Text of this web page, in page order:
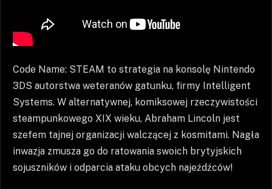
Code Name: STEAM to strategia na konsolę Nintendo
3DS autorstwa weteranów gatunku, firmy Intelligent
Systems. W alternatywnej, komiksowej rzeczywistości
steampunkowego XIX wieku, Abraham Lincoln jest
szefem tajnej organizacji walczącej z kosmitami. Nagła
inwazja zmusza go do ratowania swoich brytyjskich
sojuszników i odparcia ataku obcych najeźdźców!